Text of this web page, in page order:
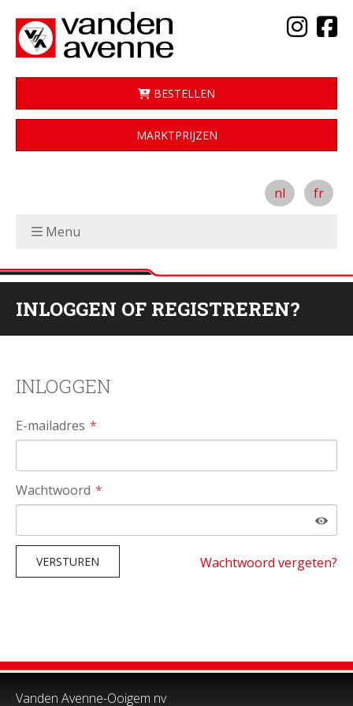
BESTELLEN
MARKTPRIJZEN
nl fr
Menu
INLOGGEN OF REGISTREREN?
INLOGGEN
E-mailadres
Wachtwoord
VERSTUREN Wachtwoord vergeten?
Vanden Avenne-Ooigem nv